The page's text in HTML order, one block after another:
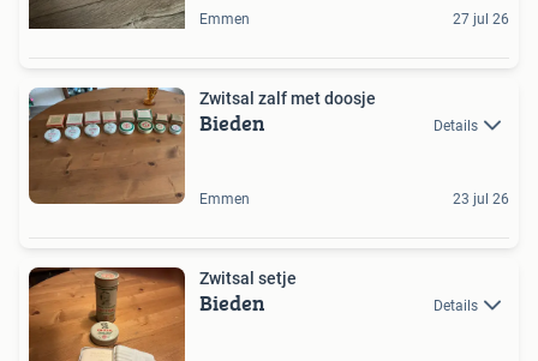
Emmen 27 jul 26
Zwitsal zalf met doosje
Bieden Details
Emmen 23 jul 26
Zwitsal setje
Bieden Details